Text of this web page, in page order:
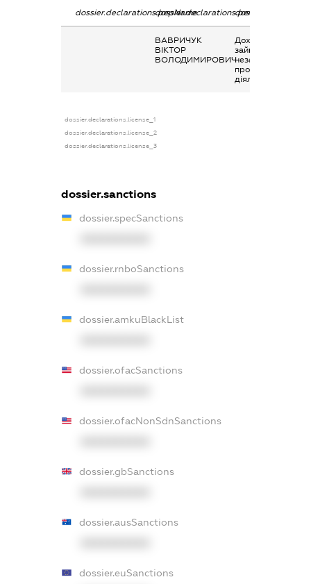
dossier.declarations.pepNamedossier.declarations.personName
ВАВРИЧУК
ВІКТОР
ВОЛОДИМИРОВИЧ
Дохід від
зайняття
незалежною
професійною
діяльністю
dossier.declarations.license_1
dossier.declarations.license_2
dossier.declarations.license_3
dossier.sanctions
dossier.specSanctions
dossier.rnboSanctions
dossier.amkuBlackList
dossier.ofacSanctions
dossier.ofacNonSdnSanctions
dossier.gbSanctions
dossier.ausSanctions
dossier.euSanctions